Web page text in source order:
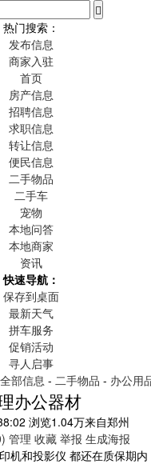
热门搜索：
发布信息
商家入驻
首页
房产信息
招聘信息
求职信息
转让信息
便民信息
二手物品
二手车
宠物
本地问答
本地商家
资讯
快速导航：
保存到桌面
最新天气
拼车服务
促销活动
寻人启事
全部信息 - 二手物品 - 办公用
办公器材
浏览1.04万来自郑州
管理 收藏 举报 生成海报
和投影仪 都还在质保期